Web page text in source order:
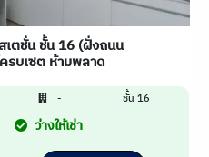
เตชั่น ชั้น 16 (ฝั่งถนน
รบเซต ห้ามพลาด
- ชั้น 16
ว่างให้เช่า